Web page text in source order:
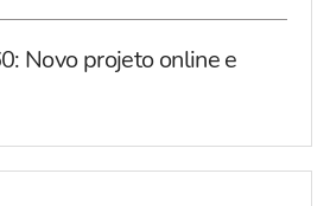
Novo projeto online e